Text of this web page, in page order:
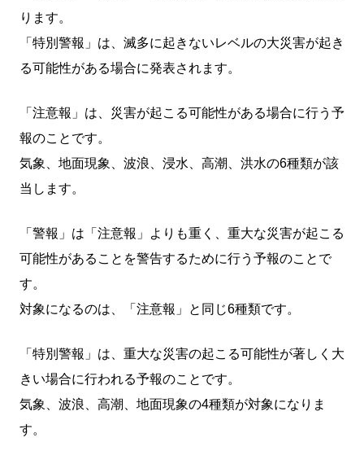
ります。
「特別警報」は、滅多に起きないレベルの大災害が起き
る可能性がある場合に発表されます。
「注意報」は、災害が起こる可能性がある場合に行う予
報のことです。
気象、地面現象、波浪、浸水、高潮、洪水の6種類が該
当します。
「警報」は「注意報」よりも重く、重大な災害が起こる
可能性があることを警告するために行う予報のことで
す。
対象になるのは、「注意報」と同じ6種類です。
「特別警報」は、重大な災害の起こる可能性が著しく大
きい場合に行われる予報のことです。
気象、波浪、高潮、地面現象の4種類が対象になりま
す。